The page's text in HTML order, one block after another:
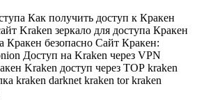
Как получить доступ к Кракен
Kraken зеркало для доступа Кракен
Кракен безопасно Сайт Кракен:
Доступ на Kraken через VPN
Kraken доступ через ТОР kraken
kraken darknet kraken tor kraken